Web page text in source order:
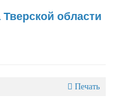
области
Печать